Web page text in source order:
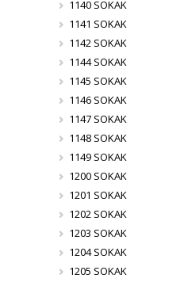
1140 SOKAK
1141 SOKAK
1142 SOKAK
1144 SOKAK
1145 SOKAK
1146 SOKAK
1147 SOKAK
1148 SOKAK
1149 SOKAK
1200 SOKAK
1201 SOKAK
1202 SOKAK
1203 SOKAK
1204 SOKAK
1205 SOKAK